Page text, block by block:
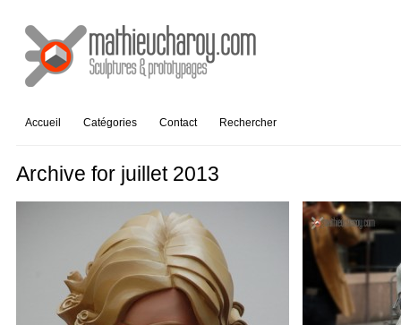
Accueil Catégories Contact Rechercher
Archive for juillet 2013